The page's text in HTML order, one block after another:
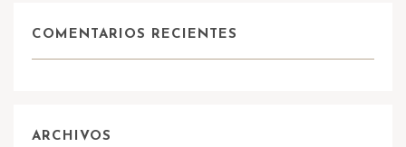
COMENTARIOS RECIENTES
ARCHIVOS